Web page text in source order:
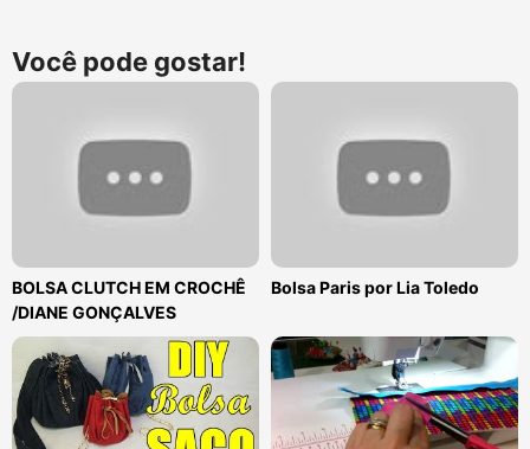
Você pode gostar!
BOLSA CLUTCH EM CROCHÊ
/DIANE GONÇALVES
Bolsa Paris por Lia Toledo